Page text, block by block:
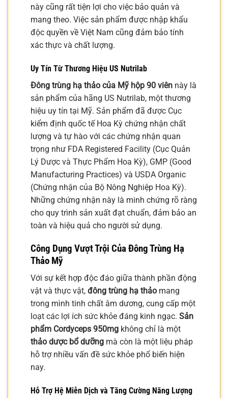
này cũng rất tiện lợi cho việc bảo quản và
mang theo. Việc sản phẩm được nhập khẩu
độc quyền về Việt Nam cũng đảm bảo tính
xác thực và chất lượng.
Uy Tín Từ Thương Hiệu US Nutrilab
Đông trùng hạ thảo của Mỹ hộp 90 viên này là
sản phẩm của hãng US Nutrilab, một thương
hiệu uy tín tại Mỹ. Sản phẩm đã được Cục
kiểm định quốc tế Hoa Kỳ chứng nhận chất
lượng và tự hào với các chứng nhận quan
trọng như FDA Registered Facility (Cục Quản
Lý Dược và Thực Phẩm Hoa Kỳ), GMP (Good
Manufacturing Practices) và USDA Organic
(Chứng nhận của Bộ Nông Nghiệp Hoa Kỳ).
Những chứng nhận này là minh chứng rõ ràng
cho quy trình sản xuất đạt chuẩn, đảm bảo an
toàn và hiệu quả cho người sử dụng.
Công Dụng Vượt Trội CủaĐông Trùng Hạ
Thảo Mỹ
Với sự kết hợp độc đáo giữa thành phần động
vật và thực vật, đông trùng hạ thảo mang
trong mình tinh chất âm dương, cung cấp một
loạt các lợi ích sức khỏe đáng kinh ngạc. Sản
phẩm Cordyceps 950mg không chỉ là một
thảo dược bổ dưỡng mà còn là một liệu pháp
hỗ trợ nhiều vấn đề sức khỏe phổ biến hiện
nay.
Hỗ Trợ Hệ Miễn Dịch và Tăng Cường Năng Lượng